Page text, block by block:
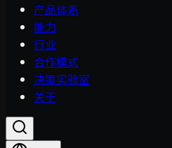
产品体系
能力
行业
合作模式
决策实验室
关于